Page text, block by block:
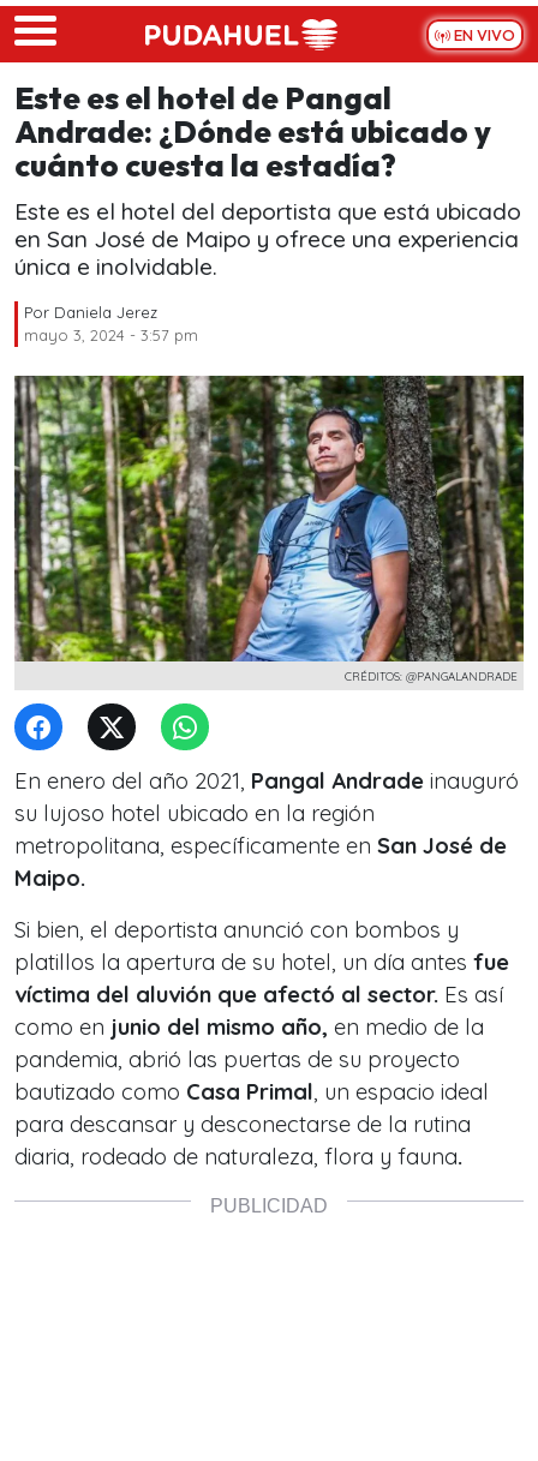
Skip to main content
EN VIVO
Este es el hotel de Pangal
Andrade: ¿Dónde está ubicado y
cuánto cuesta la estadía?
Este es el hotel del deportista que está ubicado
en San José de Maipo y ofrece una experiencia
única e inolvidable.
Por Daniela Jerez
mayo 3, 2024 - 3:57 pm
CRÉDITOS: @PANGALANDRADE
En enero del año 2021, Pangal Andrade inauguró
su lujoso hotel ubicado en la región
metropolitana, específicamente en San José de
Maipo.
Si bien, el deportista anunció con bombos y
platillos la apertura de su hotel, un día antes fue
víctima del aluvión que afectó al sector. Es así
como en junio del mismo año, en medio de la
pandemia, abrió las puertas de su proyecto
bautizado como Casa Primal, un espacio ideal
para descansar y desconectarse de la rutina
diaria, rodeado de naturaleza, flora y fauna.